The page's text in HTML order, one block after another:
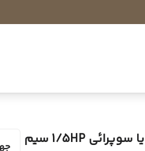
موتور فن کولر پنجره ای یونیورسال یا سوپرائی 1/5HP سیم